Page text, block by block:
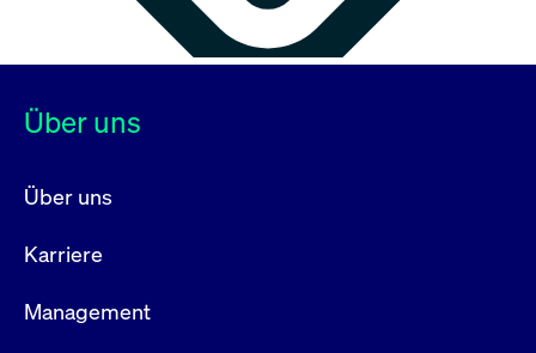
Über uns
Über uns
Karriere
Management